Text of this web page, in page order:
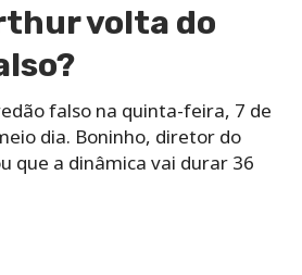
volta do
falso na quinta-feira, 7 de
dia. Boninho, diretor do
que a dinâmica vai durar 36